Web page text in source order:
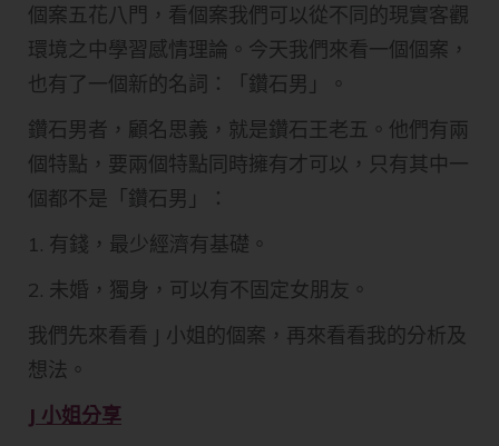
個案五花八門，看個案我們可以從不同的現實客觀
環境之中學習感情理論。今天我們來看一個個案，
也有了一個新的名詞：「鑽石男」。
鑽石男者，顧名思義，就是鑽石王老五。他們有兩
個特點，要兩個特點同時擁有才可以，只有其中一
個都不是「鑽石男」：
1. 有錢，最少經濟有基礎。
2. 未婚，獨身，可以有不固定女朋友。
我們先來看看 J 小姐的個案，再來看看我的分析及
想法。
J 小姐分享